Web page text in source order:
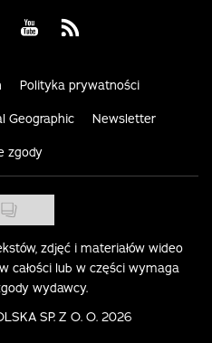
us on Instagram
Visit us on Youtube
Visit us on Rss
Polityka prywatności
Geographic Newsletter
zgody
zdjęć i materiałów wideo
całości lub w części wymaga
wydawcy.
SP. Z O. O. 2026